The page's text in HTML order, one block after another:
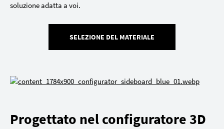
soluzione adatta a voi.
SELEZIONE DEL MATERIALE
Progettato nel configuratore 3D